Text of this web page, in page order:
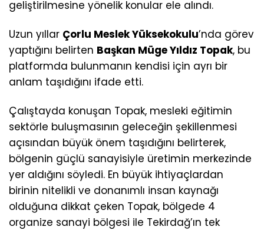
geliştirilmesine yönelik konular ele alındı.
Uzun yıllar Çorlu Meslek Yüksekokulu’nda görev
yaptığını belirten Başkan Müge Yıldız Topak, bu
platformda bulunmanın kendisi için ayrı bir
anlam taşıdığını ifade etti.
Çalıştayda konuşan Topak, mesleki eğitimin
sektörle buluşmasının geleceğin şekillenmesi
açısından büyük önem taşıdığını belirterek,
bölgenin güçlü sanayisiyle üretimin merkezinde
yer aldığını söyledi. En büyük ihtiyaçlardan
birinin nitelikli ve donanımlı insan kaynağı
olduğuna dikkat çeken Topak, bölgede 4
organize sanayi bölgesi ile Tekirdağ’ın tek